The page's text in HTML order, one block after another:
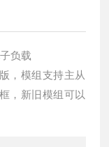
负载
，模组支持主从
，新旧模组可以